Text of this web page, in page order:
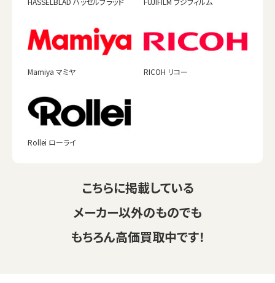
Mamiya マミヤ RICOH リコー
Rollei ローライ
こちらに掲載している
メーカー以外のものでも
もちろん高価買取中です！